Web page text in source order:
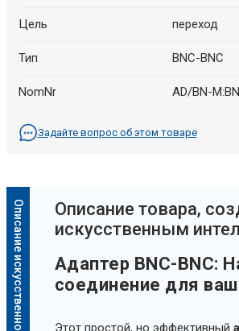
Цель переход
Тип BNC-BNC
NomNr AD/BN-
Задайте вопрос об этом товаре
Oписание товара,
искусственным
Адаптер BNC-BNC:
соединение для
Этот простой, но эффективный